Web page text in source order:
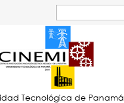
Jump to navigation
Formulario
de
búsqueda
Tecnológica de Panamá